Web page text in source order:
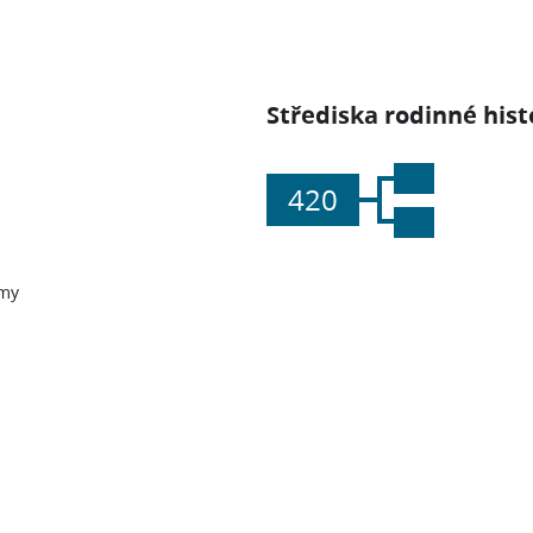
Střediska rodinné
420